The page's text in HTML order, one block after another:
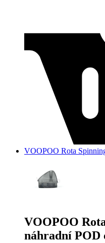
VOOPOO Rota
VOOPOO
náhradní POD